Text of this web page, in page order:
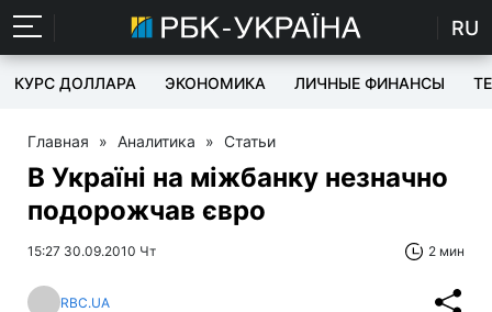
RU
КУРС ДОЛЛАРА ЭКОНОМИКА ЛИЧНЫЕ ФИНАНСЫ
Главная » Аналитика » Статьи
В Україні на міжбанку незначно
подорожчав євро
15:27 30.09.2010 Чт 2 мин
RBC.UA